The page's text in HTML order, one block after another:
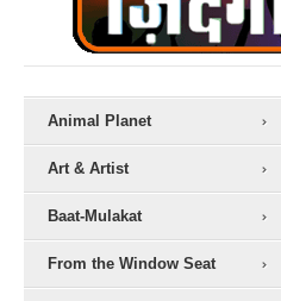
Animal Planet
Art & Artist
Baat-Mulakat
From the Window Seat